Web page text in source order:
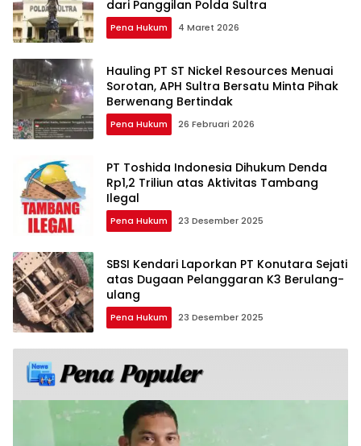
dari Panggilan Polda Sultra
Pena Hukum 4 Maret 2026
Hauling PT ST Nickel Resources Menuai
Sorotan, APH Sultra Bersatu Minta Pihak
Berwenang Bertindak
Pena Hukum 26 Februari 2026
PT Toshida Indonesia Dihukum Denda
Rp1,2 Triliun atas Aktivitas Tambang
Ilegal
Pena Hukum 23 Desember 2025
SBSI Kendari Laporkan PT Konutara Sejati
atas Dugaan Pelanggaran K3 Berulang-
ulang
Pena Hukum 23 Desember 2025